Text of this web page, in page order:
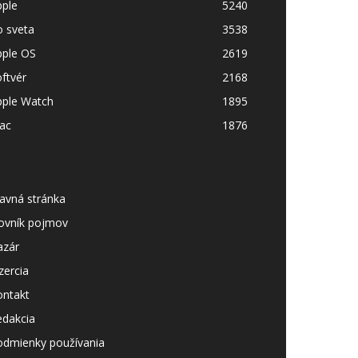
5240
sveta
3538
OS
2619
2168
Watch
1895
1876
stránka
pojmov
používania